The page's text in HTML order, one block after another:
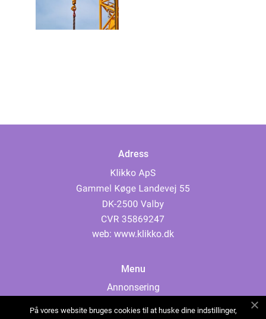
Adress
web: www.klikko.dk
Menu
Annonsering
På vores website bruges cookies til at huske dine indstillinger,